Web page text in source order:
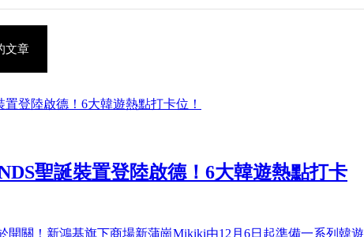
文章
聖誕裝置登陸啟德！6大韓遊熱點打卡
開關！新鴻基旗下商場新蒲崗Mikiki由12月6日起準備一系列韓遊